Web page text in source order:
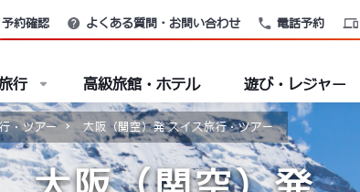
電話予約
予約確認 よくある質問・お問い合わせ
行 高級旅館・ホテル 遊び・レジャー
・ツアー 大阪（関空）発 スイス旅行・ツアー